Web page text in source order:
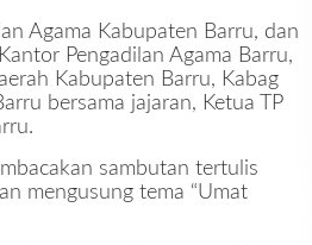
Agama Kabupaten Barru, dan
Pengadilan Agama Barru,
Kabupaten Barru, Kabag
bersama jajaran, Ketua TP
sambutan tertulis
mengusung tema “Umat